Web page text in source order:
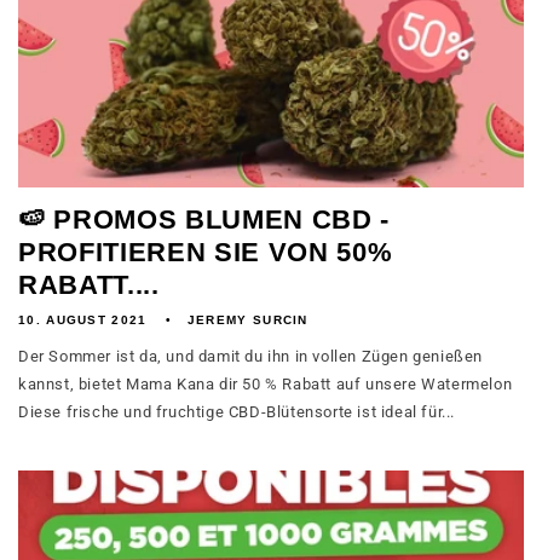
🍉 PROMOS BLUMEN CBD -
PROFITIEREN SIE VON 50%
RABATT....
10. AUGUST 2021 JEREMY SURCIN
Der Sommer ist da, und damit du ihn in vollen Zügen genießen
kannst, bietet Mama Kana dir 50 % Rabatt auf unsere Watermelon
Diese frische und fruchtige CBD-Blütensorte ist ideal für...